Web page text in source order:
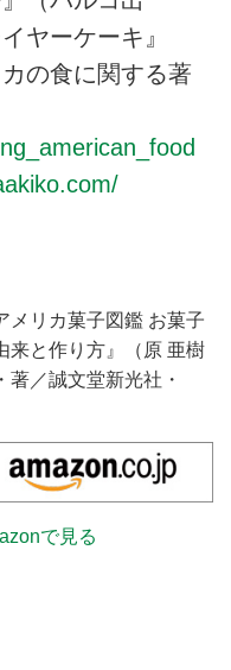
ヤーケーキ』
の食に関する著
メリカ菓子図鑑 お菓子
来と作り方』（原 亜樹
著／誠文堂新光社・
で見る